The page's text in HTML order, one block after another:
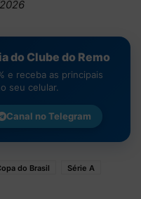
do Clube do Remo
e receba as principais
seu celular.
Canal noTelegram
do Brasil Série A